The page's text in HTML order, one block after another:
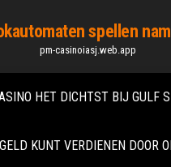
spellen
pm-casinoiasj.web.app
HET DICHTST BIJ GULF
KUNT VERDIENEN DOOR